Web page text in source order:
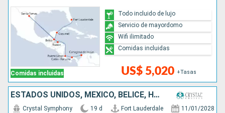
Comidas incluidas US$ 5,020 +Tasas
Todo incluido de lujo
Servicio de mayordomo
Wifi ilimitado
Comidas incluidas
ESTADOS UNIDOS, MÉXICO, BELICE, HONDURAS, COSTA RICA, COLOMBIA, PANAMÁ, ECUADOR, PERÚ
Crystal Symphony 19 d Fort Lauderdale 11/01/2028